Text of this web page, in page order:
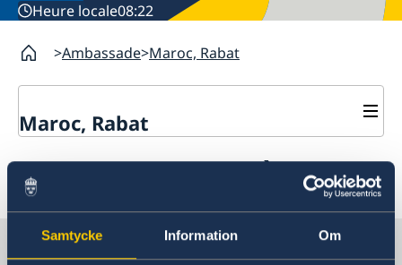
Samtycke Information Om
Heure locale08:22
Ambassade Maroc, Rabat
Maroc, Rabat
Prise de rendez-vous pour les questions de
Migration
A propos de nous
Consuls de Suède
Politique de confidentialité des missions
diplomatiques
Actualités
Promotion de la Suède
La Suède au Maroc, Rabat